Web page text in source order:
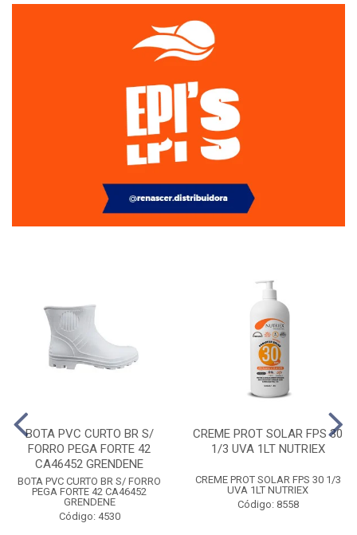
BOTA PVC CURTO BR S/
FORRO PEGA FORTE 42
CA46452 GRENDENE
BOTA PVC CURTO BR S/ FORRO
PEGA FORTE 42 CA46452
GRENDENE
Código: 4530
CREME PROT SOLAR FPS 30
1/3 UVA 1LT NUTRIEX
CREME PROT SOLAR FPS 30 1/3
UVA 1LT NUTRIEX
Código: 8558